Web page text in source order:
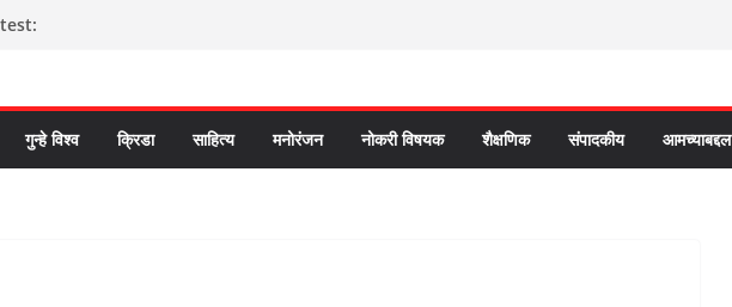
गुन्हे विश्व क्रिडा साहित्य मनोरंजन नोकरी विषयक शैक्षणिक संपादकीय आमच्याबद्दल